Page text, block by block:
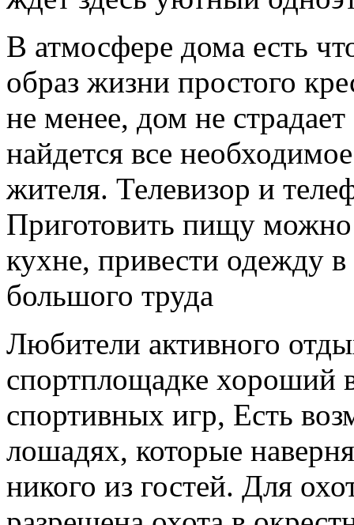
В атмосфере дома есть
образ жизни простого
не менее, дом не
найдется все
жителя. Телевизор и
Приготовить пищу
кухне, привести одежду
большого труда
Любители активного
спортплощадке хороший
спортивных игр, Есть
лошадях, которые
никого из гостей. Для